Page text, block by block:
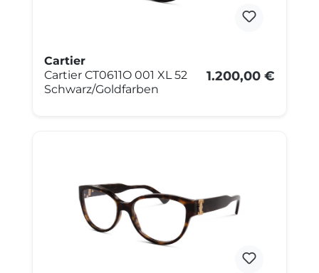
Cartier
Cartier CT0611O 001 XL 52
Schwarz/Goldfarben
1.200,00 €